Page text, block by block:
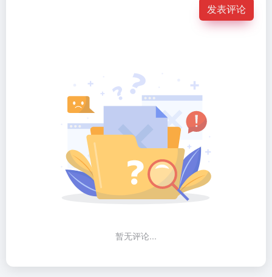
发表评论
暂无评论...